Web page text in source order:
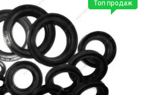
Топ продаж